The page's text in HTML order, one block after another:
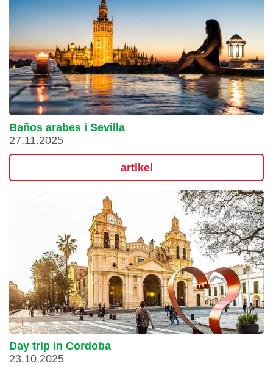
Baños arabes i Sevilla
27.11.2025
artikel
Day trip in Cordoba
23.10.2025